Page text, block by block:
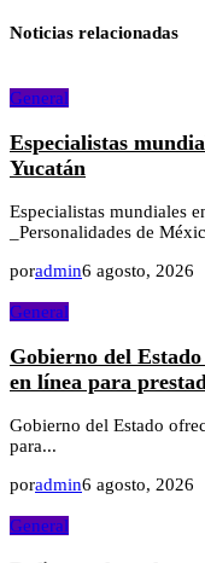
Noticias relacionadas
General
Especialistas
Yucatán
Especialistas mundiales
_Personalidades de
poradmin6 agosto, 2026
General
Gobierno del
en línea para
Gobierno del Estado
para...
poradmin6 agosto, 2026
General